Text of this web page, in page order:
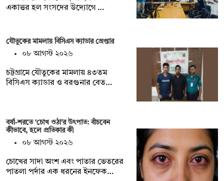
একাত্তর হল সংসদের উদ্যোগে …
যৌতুকের মামলায় বিসিএস ক্যাডার গ্রেপ্তার
০৮ আগস্ট ২০২৬
চট্টগ্রামে যৌতুকের মামলায় ৪৩তম
বিসিএস ক্যাডার ও বরগুনার বেত…
বর্ষা-শরতে ‘চোখ ওঠা’র উৎপাত: বাঁচবেন
কীভাবে, হলে প্রতিকার কী
০৮ আগস্ট ২০২৬
চোখের সাদা অংশ এবং পাতার ভেতরের
পাতলা পর্দার এক ধরনের ইনফেক…